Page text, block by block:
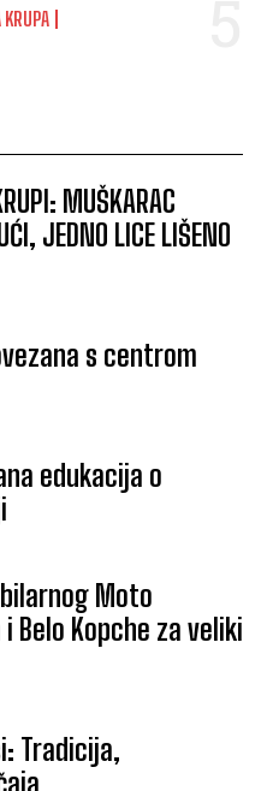
MUŠKARAC
JEDNO LICE LIŠENO
s centrom
edukacija o
Moto
Belo Kopche za veliki
Tradicija,